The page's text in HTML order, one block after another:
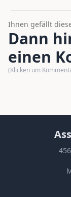
Ihnen gefällt
Dann
einen
(Klicken um